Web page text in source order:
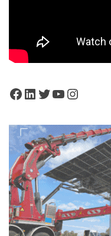
Facebook
LinkedIn
Twitter
YouTube